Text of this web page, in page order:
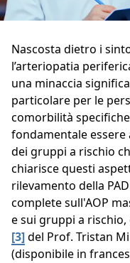
Nascosta dietro i
l’arteriopatia
una minaccia
particolare per le
comorbilità
fondamentale essere
dei gruppi a rischio
chiarisce questi
rilevamento della
complete sull'AOP
e sui gruppi a
[3]del Prof. Tristan
(disponibile in